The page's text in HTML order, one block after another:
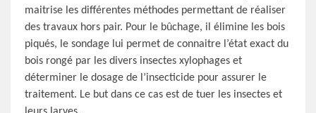
maitrise les différentes méthodes permettant de réaliser
des travaux hors pair. Pour le bûchage, il élimine les bois
piqués, le sondage lui permet de connaitre l’état exact du
bois rongé par les divers insectes xylophages et
déterminer le dosage de l’insecticide pour assurer le
traitement. Le but dans ce cas est de tuer les insectes et